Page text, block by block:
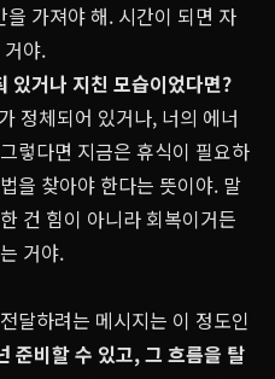
가져야 해. 시간이 되면 자
야.
있거나 지친 모습이었다면?
정체되어 있거나, 너의 에너
렇다면 지금은 휴식이 필요하
을 찾아야 한다는 뜻이야. 말
건 힘이 아니라 회복이거든
거야.
달하려는 메시지는 이 정도인
준비할 수 있고, 그 흐름을 탈